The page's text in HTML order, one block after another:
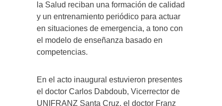
la Salud reciban una formación de calidad
y un entrenamiento periódico para actuar
en situaciones de emergencia, a tono con
el modelo de enseñanza basado en
competencias.
En el acto inaugural estuvieron presentes
el doctor Carlos Dabdoub, Vicerrector de
UNIFRANZ Santa Cruz, el doctor Franz